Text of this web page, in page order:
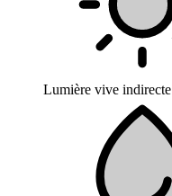
Lumière vive indirecte